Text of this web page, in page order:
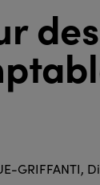
des
GRIFFANTI,